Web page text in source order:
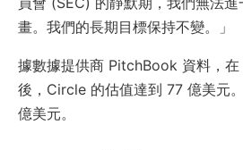
畫。我們的長期目標保持不變。」
據數據提供商 PitchBook 資料，
後，Circle 的估值達到 77 億美元
億美元。